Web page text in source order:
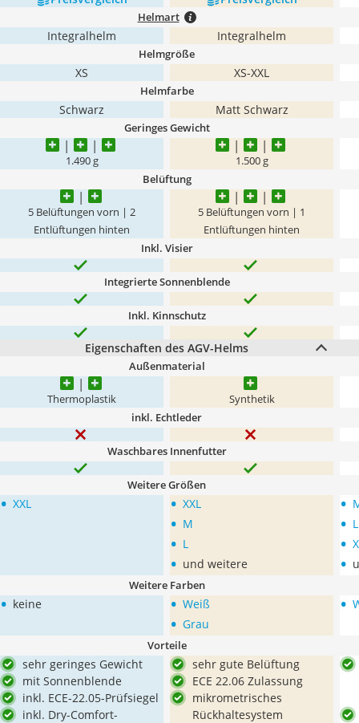
Helmart
Integralhelm Integralhelm
Helmgröße
XS XS-XXL
Helmfarbe
Schwarz Matt Schwarz
Geringes Gewicht
1.490 g 1.500 g
Belüftung
5 Belüftungen vorn | 2
Entlüftungen hinten
5 Belüftungen vorn | 1
Entlüftungen hinten
Inkl. Visier
Integrierte Sonnenblende
Inkl. Kinnschutz
Eigenschaften des AGV-Helms
Außenmaterial
Thermoplastik Synthetik
inkl. Echtleder
Waschbares Innenfutter
Weitere Größen
• XXL • XXL
• M
• L
• und weitere
•
• L
•
•
Weitere Farben
• keine • Weiß
• Grau
•
Vorteile
sehr geringes Gewicht
mit Sonnenblende
inkl. ECE-22.05-Prüfsiegel
inkl. Dry-Comfort-
sehr gute Belüftung
ECE 22.06 Zulassung
mikrometrisches
Rückhaltesystem